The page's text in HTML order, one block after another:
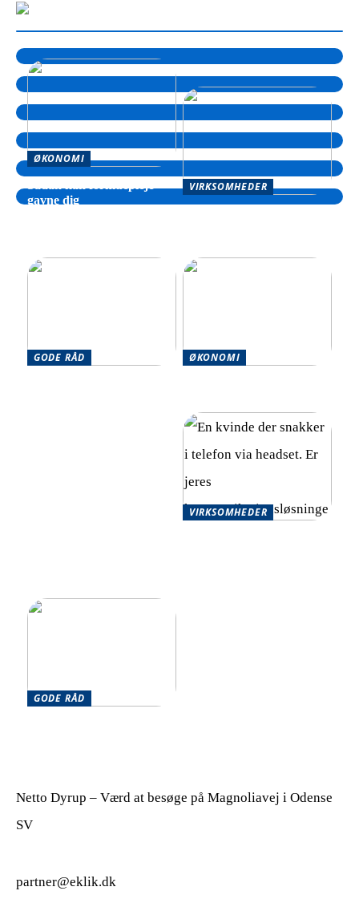
ØKONOMI
gavne dig
VIRKSOMHEDER
GODE RÅD
ØKONOMI
VIRKSOMHEDER
GODE RÅD
Netto Dyrup – Værd at besøge på Magnoliavej i Odense
SV
partner@eklik.dk